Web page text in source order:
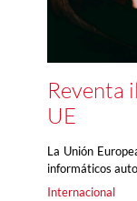
Reventa
UE
La Unión
informáticos
Internacional